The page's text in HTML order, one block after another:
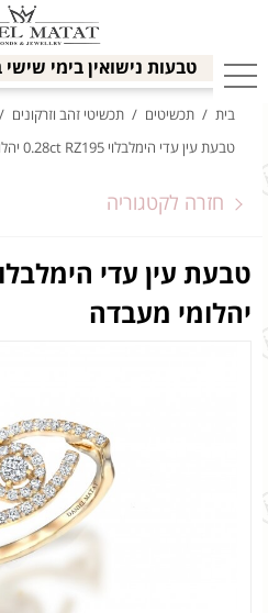
טבעות נישואין בימי
בית / תכשיטים / תכשיטי זהב וזרקונים /
טבעת עין עדי הימלבלוי 0.28ct RZ195 יהלומי מעבדה
חזרה לקטגוריה
יהלומי מעבדה